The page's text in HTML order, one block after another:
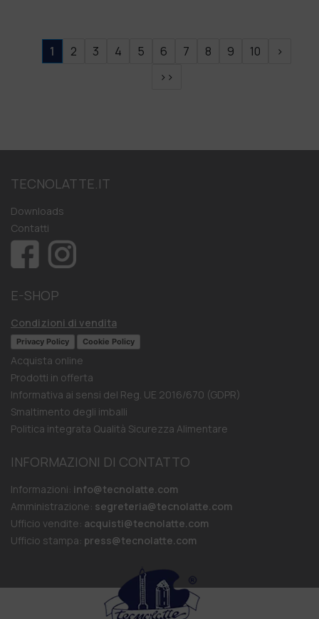
1 2 3 4 5 6 7 8 9 10
>
>>
TECNOLATTE.IT
Downloads
Contatti
E-SHOP
Condizioni di vendita
Privacy Policy Cookie Policy
Acquista online
Prodotti in offerta
Informativa ai sensi del Reg. UE 2016/670 (GDPR)
Smaltimento degli imballi
Politica integrata Qualità Sicurezza Alimentare
INFORMAZIONI DI CONTATTO
Informazioni: info@tecnolatte.com
Amministrazione: segreteria@tecnolatte.com
Ufficio vendite: acquisti@tecnolatte.com
Ufficio stampa: press@tecnolatte.com